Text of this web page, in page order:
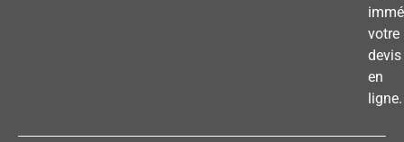
votre
devis
en
ligne.